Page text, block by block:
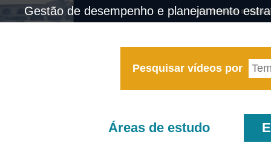
Gestão de desempenho e planejamento
Pesquisar vídeos por
Áreas de estudo